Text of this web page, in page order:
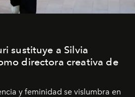
sustituye a Silvia
directora creativa de
y feminidad se vislumbra en